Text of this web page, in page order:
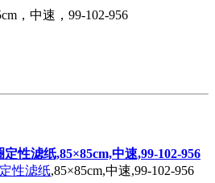
，中速，99-102-956
性滤纸,85×85cm,中速,99-102-956
定性滤纸,85×85cm,中速,99-102-956